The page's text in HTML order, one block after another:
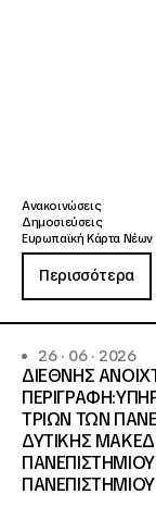
Ανακοινώσεις
Δημοσιεύσεις
Ευρωπαϊκή Κάρτα Νέων
Περισσότερα
26 · 06 · 2026
ΔΙΕΘΝΗΣ
ΤΡΙΩΝ ΤΩΝ
ΔΥΤΙΚΗΣ